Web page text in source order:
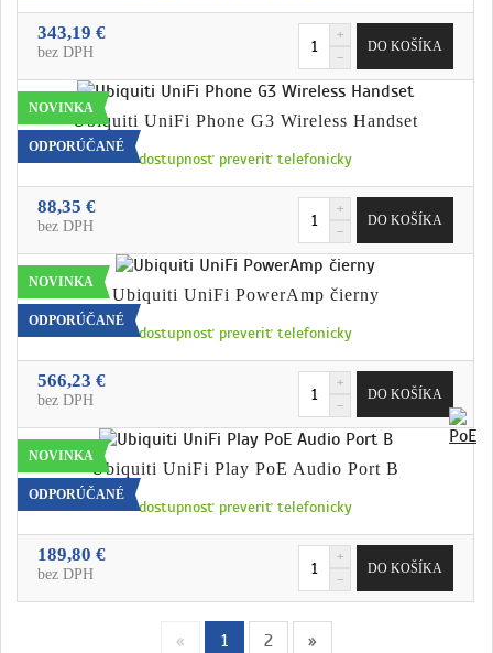
343,19 €
bez DPH
NOVINKA
ODPORÚČANÉ
Ubiquiti UniFi Phone G3 Wireless Handset
dostupnosť preveriť telefonicky
88,35 €
bez DPH
NOVINKA
ODPORÚČANÉ
Ubiquiti UniFi PowerAmp čierny
dostupnosť preveriť telefonicky
566,23 €
bez DPH
NOVINKA
ODPORÚČANÉ
Ubiquiti UniFi Play PoE Audio Port B
dostupnosť preveriť telefonicky
189,80 €
bez DPH
« 1 2 »